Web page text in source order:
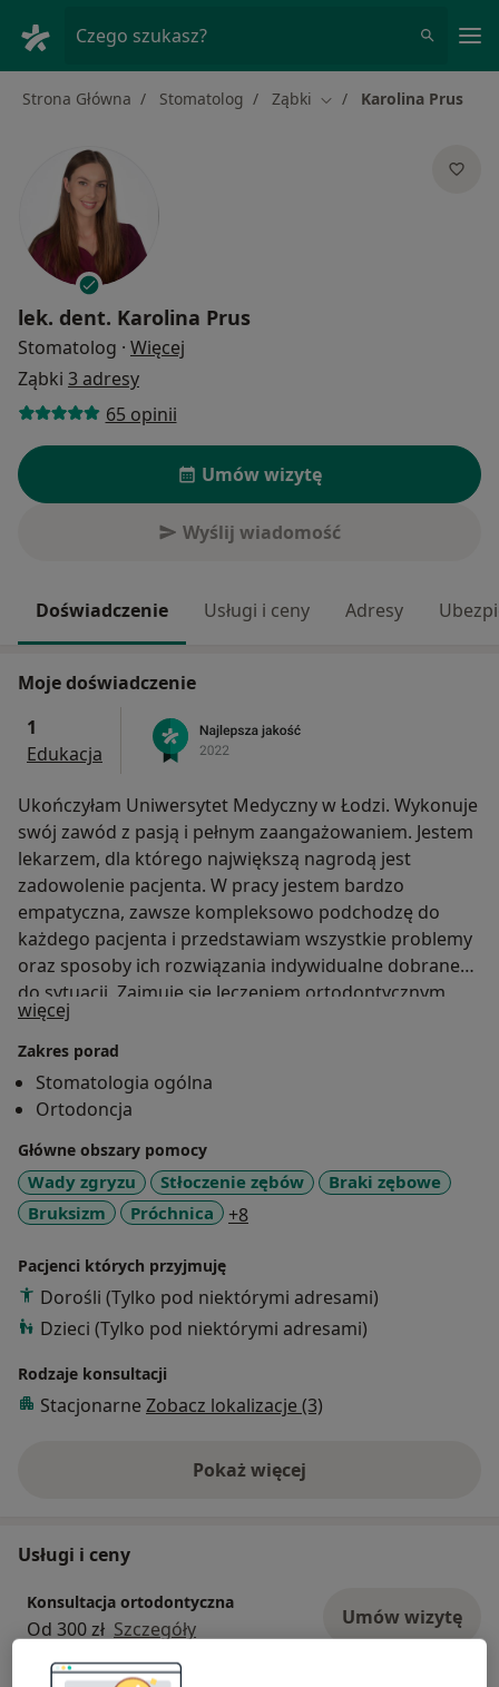
Czego szukasz?
Strona Główna Stomatolog Ząbki Zmień miasto
Karolina Prus
lek. dent. Karolina Prus
Stomatolog · Więcej
Ząbki 3 adresy
65 opinii
Umów wizytę
Wyślij wiadomość
Doświadczenie Usługi i ceny Adresy
Moje doświadczenie
1
Edukacja
Ukończyłam Uniwersytet Medyczny w Łodzi. Wykonuje
swój zawód z pasją i pełnym zaangażowaniem. Jestem
lekarzem, dla którego największą nagrodą jest
zadowolenie pacjenta. W pracy jestem bardzo
empatyczna, zawsze kompleksowo podchodzę do
każdego pacjenta i przedstawiam wszystkie problemy
oraz sposoby ich rozwiązania indywidualne dobrane
do sytuacji. Zajmuję się leczeniem ortodontycznym
dzieci i dorosłych. Moim priorytetem jest leczenie
przeprowadzane w harmonii z estetyką twarzy
pacjenta. Jestem uczestnikiem licznych konferencji i
szkoleń dzięki czemu stale podnoszę swoje
kwalifikacje i umiejętności.
więcej
Zakres porad
Stomatologia ogólna
Ortodoncja
Główne obszary pomocy
Wady zgryzu Stłoczenie zębów
Braki zębowe
Bruksizm
Próchnica +8a11y_sr_more_diseases
Pacjenci których przyjmuję
Dorośli (Tylko pod niektórymi adresami)
Dzieci (Tylko pod niektórymi adresami)
Rodzaje konsultacji
Stacjonarne Zobacz lokalizacje (3)
Pokaż więcejo doświadczeniu
Usługi i ceny
Konsultacja ortodontyczna
Od 300 zł Szczegóły Umów wizytę